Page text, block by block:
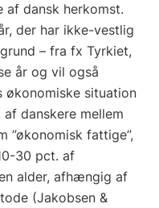
dansk herkomst.
der har ikke-vestlig
– fra fx Tyrkiet,
år og vil også
økonomiske situation
danskere mellem
”økonomisk fattige”,
30 pct. af
alder, afhængig af
(Jakobsen &